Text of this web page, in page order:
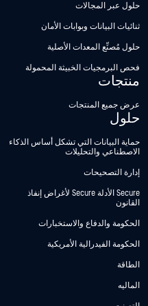
حلول عبر المجالات
ثنائيات البيانات وبوابات الأمان
حلول مُصنِّع المعدات الأصلية
فحص البرمجيات الخبيثة المحمولة
منتجات
عرض جميع المنتجات
حلول
حماية البيانات التي تشكل أساس الذكاء
الاصطناعي والتحليلات
إدارة التصحيحات
Secure الأدلة Secure لأغراض إنفاذ
القانون
الحكومة والدفاع والاستخبارات
الحكومة الفيدرالية الأمريكية
الطاقة
الماليه